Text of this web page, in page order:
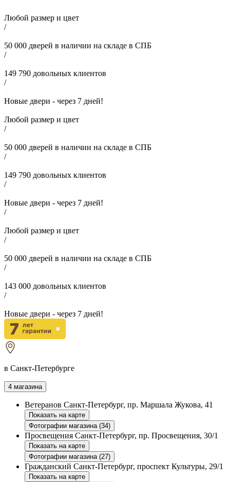
Любой размер и цвет
/
50 000 дверей в наличии на складе в СПБ
/
149 790 довольных клиентов
/
Новые двери - через 7 дней!
Любой размер и цвет
/
50 000 дверей в наличии на складе в СПБ
/
149 790 довольных клиентов
/
Новые двери - через 7 дней!
/
Любой размер и цвет
/
50 000 дверей в наличии на складе в СПБ
/
143 000 довольных клиентов
/
Новые двери - через 7 дней!
в Санкт-Петербурге
4 магазина
Ветеранов Санкт-Петербург, пр. Маршала Жукова, 41
Показать на карте
Фотографии магазина (34)
Просвещения Санкт-Петербург, пр. Просвещения, 30/1
Показать на карте
Фотографии магазина (27)
Гражданский Санкт-Петербург, проспект Культуры, 29/1
Показать на карте